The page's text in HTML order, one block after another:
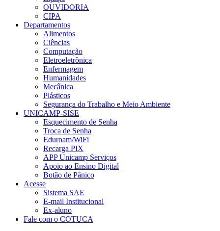
OUVIDORIA
CIPA
Departamentos
Alimentos
Ciências
Computação
Eletroeletrônica
Enfermagem
Humanidades
Mecânica
Plásticos
Segurança do Trabalho e Meio Ambiente
UNICAMP-SISE
Esquecimento de Senha
Troca de Senha
Eduroam/WiFi
Recarga PIX
APP Unicamp Serviços
Apoio ao Ensino Digital
Botão de Pânico
Acesse
Sistema SAE
E-mail Institucional
Ex-aluno
Fale com o COTUCA